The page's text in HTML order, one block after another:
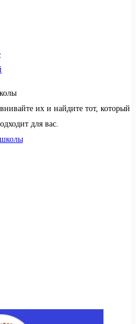
их и найдите тот, который
для вас.